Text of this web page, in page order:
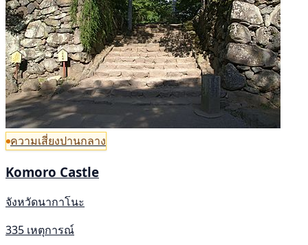
ความเสี่ยงปานกลาง
Komoro Castle
จังหวัดนากาโนะ
335 เหตุการณ์